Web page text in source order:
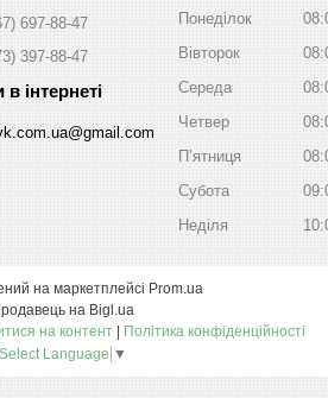
697-88-47
397-88-47
Понеділок
Вівторок
Середа
Четвер
Пʼятниця
Субота
Неділя
на маркетплейсі Prom.ua
на Bigl.ua
на контент
Політика конфіденційності
Select Language ▼